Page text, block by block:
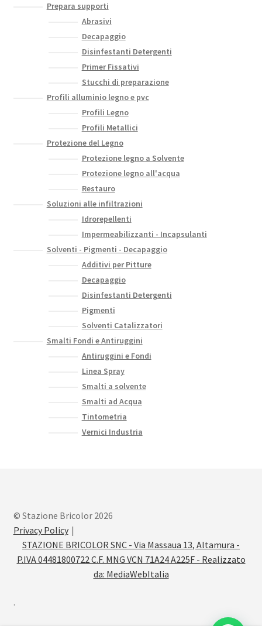
Prepara supporti
Abrasivi
Decapaggio
Disinfestanti Detergenti
Primer Fissativi
Stucchi di preparazione
Profili alluminio legno e pvc
Profili Legno
Profili Metallici
Protezione del Legno
Protezione legno a Solvente
Protezione legno all'acqua
Restauro
Soluzioni alle infiltrazioni
Idrorepellenti
Impermeabilizzanti - Incapsulanti
Solventi - Pigmenti - Decapaggio
Additivi per Pitture
Decapaggio
Disinfestanti Detergenti
Pigmenti
Solventi Catalizzatori
Smalti Fondi e Antiruggini
Antiruggini e Fondi
Linea Spray
Smalti a solvente
Smalti ad Acqua
Tintometria
Vernici Industria
© Stazione Bricolor 2026
Privacy Policy
STAZIONE BRICOLOR SNC - Via Massaua 13, Altamura -
P.IVA 04481800722 C.F. MNG VCN 71A24 A225F - Realizzato
da: MediaWebItalia
.